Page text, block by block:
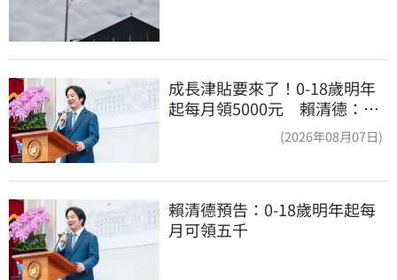
成長津貼要來了！0-18歲明年
起每月領5000元 賴清德：此
(2026年08月07日)
賴清德預告：0-18歲明年起每
月可領五千